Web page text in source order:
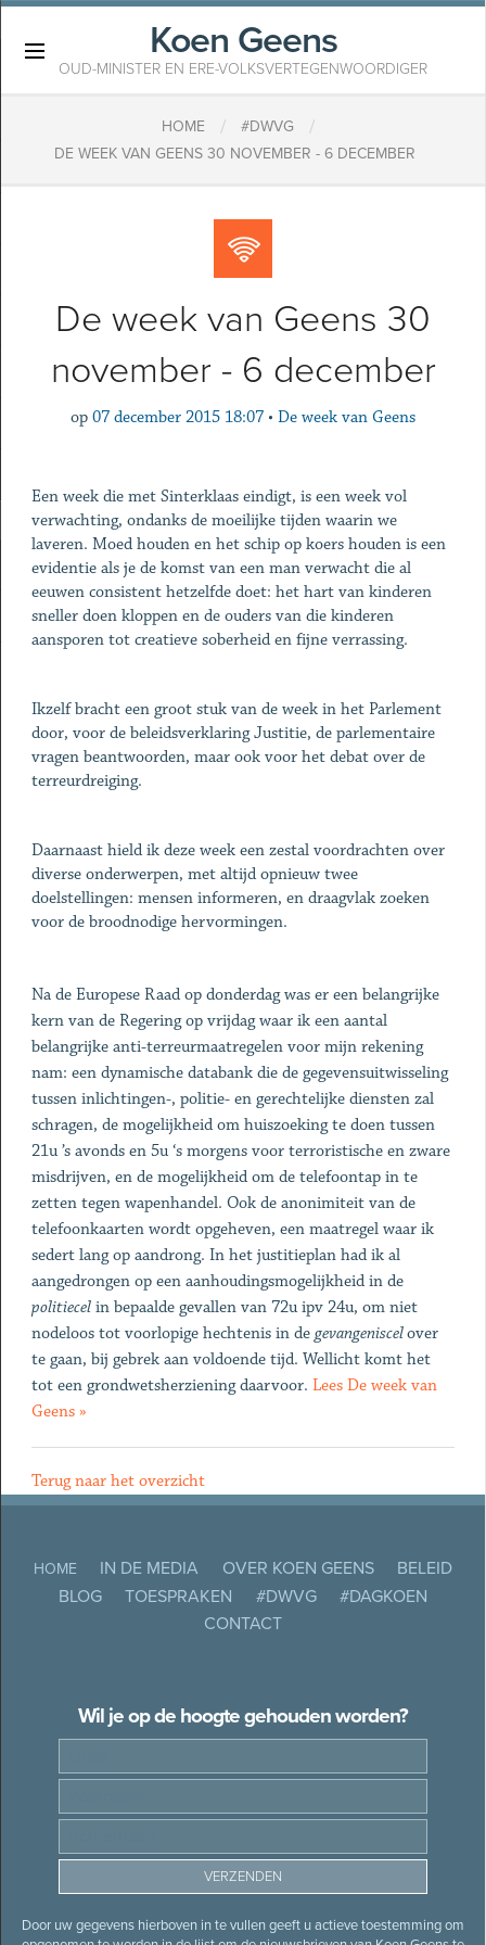
Koen Geens
OUD-MINISTER EN ERE-VOLKSVERTEGENWOORDIGER
HOME / #DWVG /
DE WEEK VAN GEENS 30 NOVEMBER - 6 DECEMBER
De week van Geens 30
november - 6 december
op 07 december 2015 18:07 • De week van Geens
Een week die met Sinterklaas eindigt, is een week vol
verwachting, ondanks de moeilijke tijden waarin we
laveren. Moed houden en het schip op koers houden is een
evidentie als je de komst van een man verwacht die al
eeuwen consistent hetzelfde doet: het hart van kinderen
sneller doen kloppen en de ouders van die kinderen
aansporen tot creatieve soberheid en fijne verrassing.
Ikzelf bracht een groot stuk van de week in het Parlement
door, voor de beleidsverklaring Justitie, de parlementaire
vragen beantwoorden, maar ook voor het debat over de
terreurdreiging.
Daarnaast hield ik deze week een zestal voordrachten over
diverse onderwerpen, met altijd opnieuw twee
doelstellingen: mensen informeren, en draagvlak zoeken
voor de broodnodige hervormingen.
Na de Europese Raad op donderdag was er een belangrijke
kern van de Regering op vrijdag waar ik een aantal
belangrijke anti-terreurmaatregelen voor mijn rekening
nam: een dynamische databank die de gegevensuitwisseling
tussen inlichtingen-, politie- en gerechtelijke diensten zal
schragen, de mogelijkheid om huiszoeking te doen tussen
21u ’s avonds en 5u ‘s morgens voor terroristische en zware
misdrijven, en de mogelijkheid om de telefoontap in te
zetten tegen wapenhandel. Ook de anonimiteit van de
telefoonkaarten wordt opgeheven, een maatregel waar ik
sedert lang op aandrong. In het justitieplan had ik al
aangedrongen op een aanhoudingsmogelijkheid in de
politiecelin bepaalde gevallen van 72u ipv 24u, om niet
nodeloos tot voorlopige hechtenis in de gevangeniscelover
te gaan, bij gebrek aan voldoende tijd. Wellicht komt het
tot een grondwetsherziening daarvoor. Lees De week van
Geens »
Terug naar het overzicht
HOME IN DE MEDIA OVER KOEN GEENS
BELEID
BLOG
TOESPRAKEN #DWVG
#DAGKOEN
CONTACT
Wil je op de hoogte gehouden worden?
Door uw gegevens hierboven in te vullen geeft u actieve toestemming om